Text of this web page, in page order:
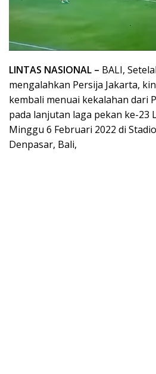
LINTAS NASIONAL – BALI,
mengalahkan Persija Jakarta,
kembali menuai kekalahan dari
pada lanjutan laga pekan ke-23
Minggu 6 Februari 2022 di
Denpasar, Bali,